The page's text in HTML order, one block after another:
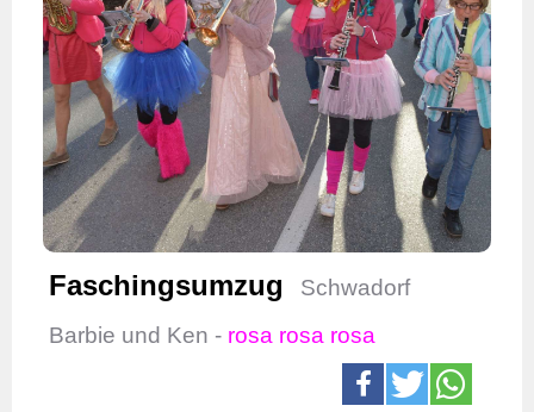
Faschingsumzug
Schwadorf
Barbie und Ken - rosa rosa rosa